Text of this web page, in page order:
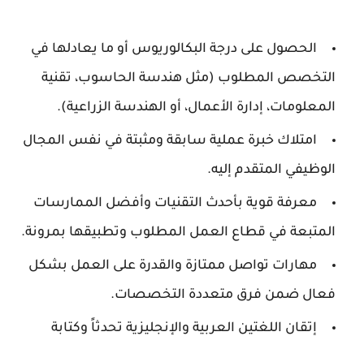
الحصول على درجة البكالوريوس أو ما يعادلها في
التخصص المطلوب (مثل هندسة الحاسوب، تقنية
المعلومات، إدارة الأعمال، أو الهندسة الزراعية).
امتلاك خبرة عملية سابقة ومثبتة في نفس المجال
الوظيفي المتقدم إليه.
معرفة قوية بأحدث التقنيات وأفضل الممارسات
المتبعة في قطاع العمل المطلوب وتطبيقها بمرونة.
مهارات تواصل ممتازة والقدرة على العمل بشكل
فعال ضمن فرق متعددة التخصصات.
إتقان اللغتين العربية والإنجليزية تحدثاً وكتابة